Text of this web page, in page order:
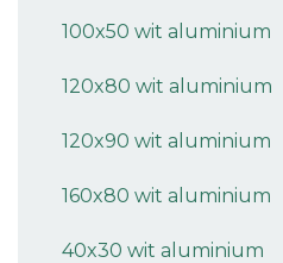
100x50 wit aluminium
120x80 wit aluminium
120x90 wit aluminium
160x80 wit aluminium
40x30 wit aluminium